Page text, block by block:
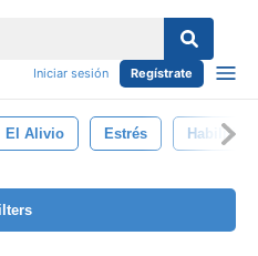
Iniciar sesión Regístrate
El Alivio Estrés Habilidad